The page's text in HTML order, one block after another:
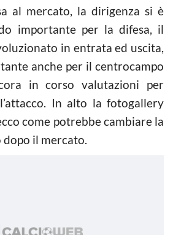
al mercato, la dirigenza si è
importante per la difesa, il
in entrata ed uscita,
anche per il centrocampo
in corso valutazioni per
In alto la fotogallery
come potrebbe cambiare la
dopo il mercato.